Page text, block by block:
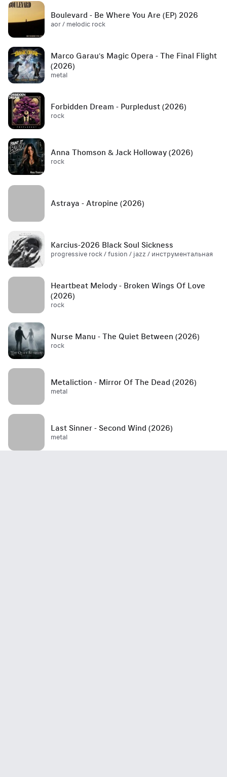
Boulevard - Be Where You Are (EP) 2026
aor / melodic rock
Marco Garau's Magic Opera - The Final Flight
(2026)
metal
Forbidden Dream - Purpledust (2026)
rock
Anna Thomson & Jack Holloway (2026)
rock
Astraya - Atropine (2026)
Karcius-2026 Black Soul Sickness
progressive rock / fusion / jazz / инструментальная
Heartbeat Melody - Broken Wings Of Love
(2026)
rock
Nurse Manu - The Quiet Between (2026)
rock
Metaliction - Mirror Of The Dead (2026)
metal
Last Sinner - Second Wind (2026)
metal